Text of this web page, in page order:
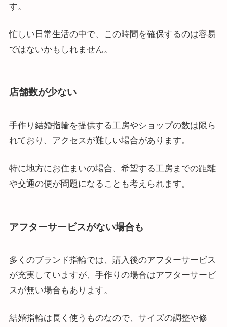
す。
忙しい日常生活の中で、この時間を確保するのは容易
ではないかもしれません。
店舗数が少ない
手作り結婚指輪を提供する工房やショップの数は限ら
れており、アクセスが難しい場合があります。
特に地方にお住まいの場合、希望する工房までの距離
や交通の便が問題になることも考えられます。
アフターサービスがない場合も
多くのブランド指輪では、購入後のアフターサービス
が充実していますが、手作りの場合はアフターサービ
スが無い場合もあります。
結婚指輪は長く使うものなので、サイズの調整や修